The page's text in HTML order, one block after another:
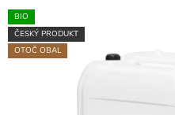
BIO
ČESKÝ PRODUKT
OTOČ OBAL